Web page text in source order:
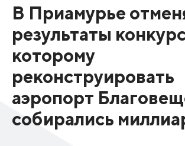
В Приамурье
результаты
которому
реконструировать
аэропорт
собирались